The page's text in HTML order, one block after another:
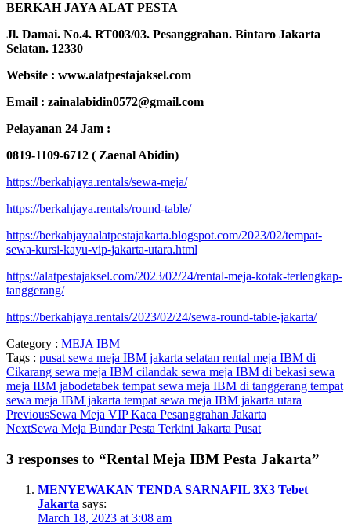
BERKAH JAYA ALAT PESTA
Jl. Damai. No.4. RT003/03. Pesanggrahan. Bintaro Jakarta
Selatan. 12330
Website : www.alatpestajaksel.com
Email : zainalabidin0572@gmail.com
Pelayanan 24 Jam :
0819-1109-6712 ( Zaenal Abidin)
https://berkahjaya.rentals/sewa-meja/
https://berkahjaya.rentals/round-table/
https://berkahjayaalatpestajakarta.blogspot.com/2023/02/tempat-
sewa-kursi-kayu-vip-jakarta-utara.html
https://alatpestajaksel.com/2023/02/24/rental-meja-kotak-terlengkap-
tanggerang/
https://berkahjaya.rentals/2023/02/24/sewa-round-table-jakarta/
Category : MEJA IBM
Tags : pusat sewa meja IBM jakarta selatan rental meja IBM di
Cikarang sewa meja IBM cilandak sewa meja IBM di bekasi sewa
meja IBM jabodetabek tempat sewa meja IBM di tanggerang tempat
sewa meja IBM jakarta tempat sewa meja IBM jakarta utara
PreviousSewa Meja VIP Kaca Pesanggrahan Jakarta
NextSewa Meja Bundar Pesta Terkini Jakarta Pusat
3 responses to “Rental Meja IBM Pesta Jakarta”
MENYEWAKAN TENDA SARNAFIL 3X3 Tebet
Jakarta says:
March 18, 2023 at 3:08 am